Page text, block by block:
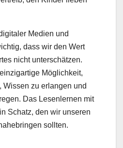
Medien und
dass wir den Wert
nicht unterschätzen.
Möglichkeit,
Wissen zu erlangen und
Das Lesenlernen mit
Schatz, den wir unseren
sollten.